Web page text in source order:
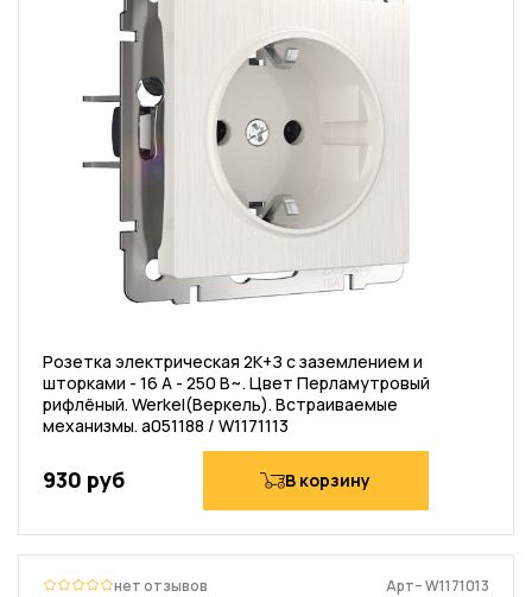
Розетка электрическая 2К+З с заземлением и
шторками - 16 А - 250 В~. Цвет Перламутровый
рифлёный. Werkel(Веркель). Встраиваемые
механизмы. a051188 / W1171113
930 руб В корзину
нет отзывов Арт– W1171013